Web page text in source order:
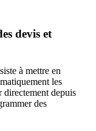
devis et
à mettre en
les
directement depuis
des